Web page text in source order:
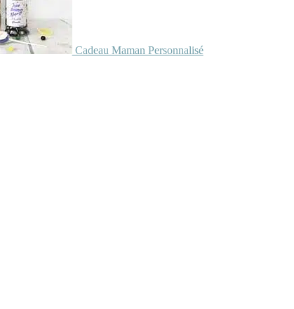
Cadeau Maman Personnalisé